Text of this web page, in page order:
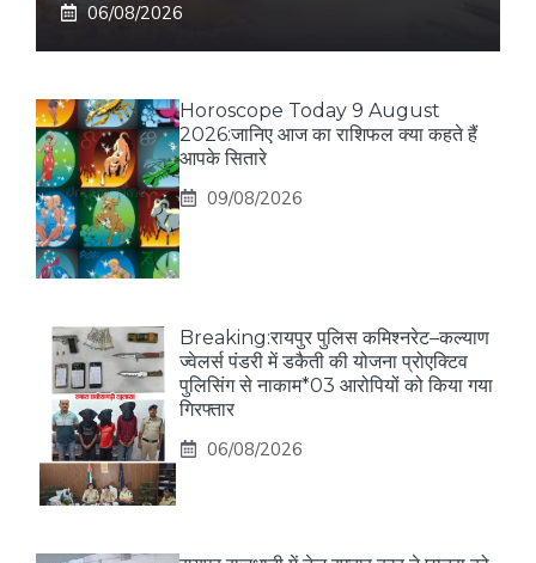
06/08/2026
Horoscope Today 9 August
2026:जानिए आज का राशिफल क्या कहते हैं
आपके सितारे
09/08/2026
Breaking:रायपुर पुलिस कमिश्नरेट–कल्याण
ज्वेलर्स पंडरी में डकैती की योजना प्रोएक्टिव
पुलिसिंग से नाकाम*03 आरोपियों को किया गया
गिरफ्तार
06/08/2026